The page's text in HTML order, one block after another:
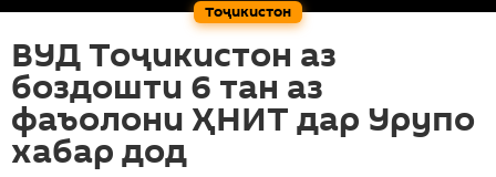
Тоҷикистон
ВУД Тоҷикистон аз
боздошти 6 тан аз
фаъолони ҲНИТ дар Урупо
хабар дод